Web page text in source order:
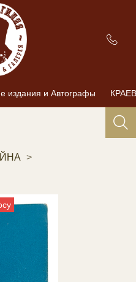
издания и Автографы